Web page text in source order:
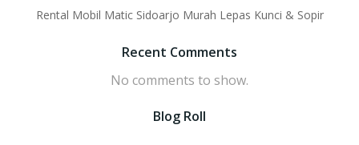
Rental Mobil Matic Sidoarjo Murah Lepas Kunci & Sopir
Recent Comments
No comments to show.
Blog Roll